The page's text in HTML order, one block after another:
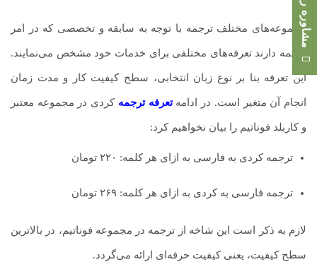
مجموعه‌های مختلف ترجمه با توجه به سابقه و تخصصی که در امر
ترجمه دارند تعرفه‌های مختلفی برای خدمات خود مشخص می‌نمایند.
این تعرفه بنا بر نوع زبان انتخابی، سطح کیفیت کار و مدت زمان
انجام آن متغیر است. در ادامهتعرفه ترجمه کردی در مجموعه معتبر
و کاربلد فوناتیم را بیان نخواهیم کرد:
ترجمه کردی به فارسی به ازای هر کلمه: ۲۲۰ تومان
ترجمه فارسی به کردی به ازای هر کلمه: ۲۶۹ تومان
لازم به ذکر است این شاخه از ترجمه در مجموعه فوناتیم، در بالاترین
سطح کیفیت، یعنی کیفیت حرفه‌ای ارائه می‌گردد.